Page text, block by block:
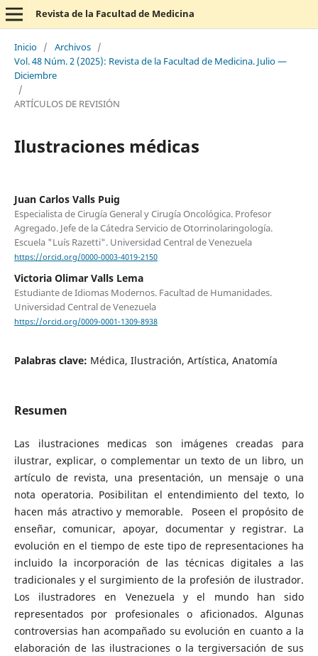
Revista de la Facultad de Medicina
Inicio / Archivos /
Vol. 48 Núm. 2 (2025): Revista de la Facultad de Medicina. Julio —
Diciembre
/
ARTÍCULOS DE REVISIÓN
Ilustraciones médicas
Juan Carlos Valls Puig
Especialista de Cirugía General y Cirugía Oncológica. Profesor
Agregado. Jefe de la Cátedra Servicio de Otorrinolaringología.
Escuela "Luís Razetti". Universidad Central de Venezuela
https://orcid.org/0000-0003-4019-2150
Victoria Olimar Valls Lema
Estudiante de Idiomas Modernos. Facultad de Humanidades.
Universidad Central de Venezuela
https://orcid.org/0009-0001-1309-8938
Palabras clave: Médica, Ilustración, Artística, Anatomía
Resumen
Las ilustraciones medicas son imágenes creadas para
ilustrar, explicar, o complementar un texto de un libro, un
artículo de revista, una presentación, un mensaje o una
nota operatoria. Posibilitan el entendimiento del texto, lo
hacen más atractivo y memorable. Poseen el propósito de
enseñar, comunicar, apoyar, documentar y registrar. La
evolución en el tiempo de este tipo de representaciones ha
incluido la incorporación de las técnicas digitales a las
tradicionales y el surgimiento de la profesión de ilustrador.
Los ilustradores en Venezuela y el mundo han sido
representados por profesionales o aficionados. Algunas
controversias han acompañado su evolución en cuanto a la
elaboración de las ilustraciones o la tergiversación de sus